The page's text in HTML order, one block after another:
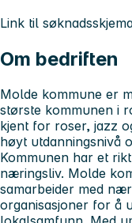
Link til
Om bedriften
Molde kommune er
største kommunen i
kjent for roser, jazz
høyt utdanningsnivå
Kommunen har et
næringsliv. Molde
samarbeider med
organisasjoner for å